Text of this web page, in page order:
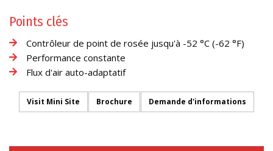
Points clés
Contrôleur de point de rosée jusqu'à -52 °C (-62 °F)
Performance constante
Flux d'air auto-adaptatif
Visit Mini Site Brochure Demande d'informations